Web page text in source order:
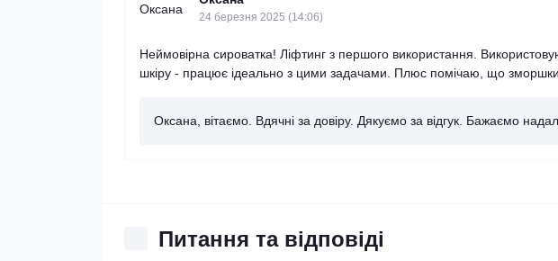
24 березня 2025 (14:06)
Неймовірна сироватка! Ліфтинг з першого використання.
шкіру - працює ідеально з цими задачами. Плюс помічаю, що
Оксана, вітаємо. Вдячні за довіру. Дякуємо за відгук. Бажаємо
Питання та відповіді